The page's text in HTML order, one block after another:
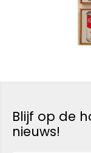
Blijf op de
nieuws!